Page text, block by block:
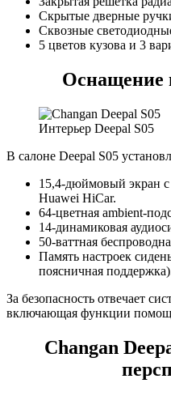
Скрытые дверные
Сквозные
5 цветов кузова и 3
Оснащение
Интерьер Deepal S05
В салоне Deepal S05
15,4-дюймовый экран
Huawei HiCar.
64-цветная ambient-
14-динамиковая
50-ваттная
Память настроек
поясничная
За безопасность отвечает
включающая функции
Changan